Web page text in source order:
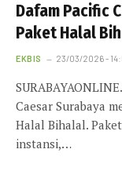
Dafam Pacific
Paket Halal
EKBIS 23/03/2026 -
Caesar Surabaya
Halal Bihalal.
instansi,…